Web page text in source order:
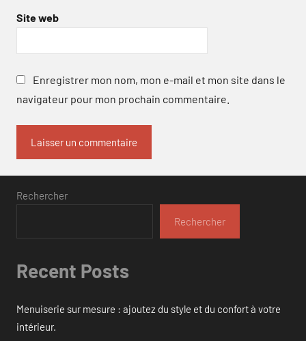
Site web
Enregistrer mon nom, mon e-mail et mon site dans le
navigateur pour mon prochain commentaire.
Rechercher
Rechercher
Recent Posts
Menuiserie sur mesure : ajoutez du style et du confort à votre
intérieur.